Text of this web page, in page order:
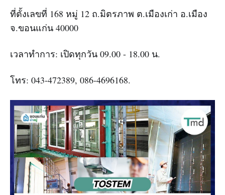
ที่ตั้งเลขที่ 168 หมู่ 12 ถ.มิตรภาพ ต.เมืองเก่า อ.เมือง
จ.ขอนแก่น 40000
เวลาทำการ: เปิดทุกวัน 09.00 - 18.00 น.
โทร: 043-472389, 086-4696168.